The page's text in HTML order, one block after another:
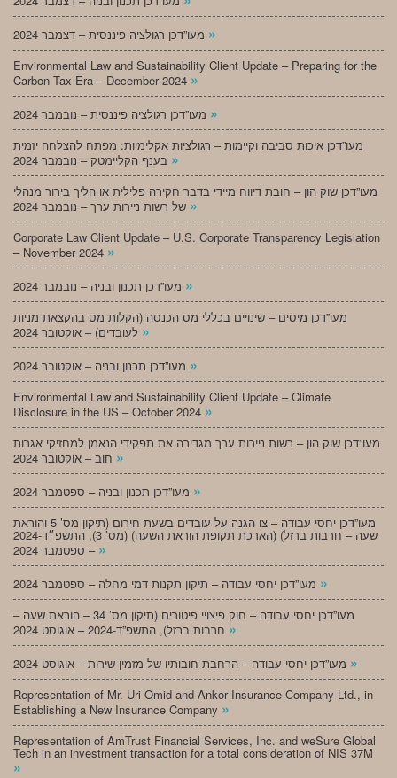
»
Environmental Law and Sustainability Client Update – Preparing for the
Carbon Tax Era – December 2024 »
»
מעו”דכן איכות סביבה וקיימות – רגולציות אקלימיות: מפתח להצלחה יזמית
»
מעו”דכן שוק הון – חובת דיווח מיידי בדבר חקירה פלילית או הליך בירור מנהלי
»
Corporate Law Client Update – U.S. Corporate Transparency Legislation
– November 2024 »
»
מעו”דכן מיסים – שינויים בכללי מס הכנסה (הקלות מס בהקצאת מניות
»
»
Environmental Law and Sustainability Client Update – Climate
Disclosure in the US – October 2024 »
מעו”דכן שוק הון – רשות ניירות ערך מגדירה את תפקידי הנאמן למחזיקי אגרות
»
»
מעו”דכן יחסי עבודה – צו הגנה על עובדים בשעת חירום (תיקון מס’ 5 והוראת
שעה – חרבות ברזל) (הארכת תקופת הוראת השעה) (מס’ 3), התשפ״ד-2024
– ספטמבר 2024 »
»
מעו”דכן יחסי עבודה – חוק פיצויי פיטורים (תיקון מס’ 34 – הוראת שעה –
»
»
Representation of Mr. Uri Omid and Ankor Insurance Company Ltd., in
Establishing a New Insurance Company »
Representation of AmTrust Financial Services, Inc. and weSure Global
Tech in an investment transaction for a total consideration of NIS 37M
»